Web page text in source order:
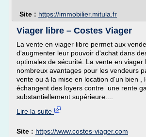
Site : https://immobilier.mitula.fr
Viager libre – Costes Viager
La vente en viager libre permet aux
d'augmenter leur pouvoir d'achat dans
optimales de sécurité. La vente en viager
nombreux avantages pour les vendeurs
vente ou à la mise en location d'un bien ,
échangent des loyers contre une rente
substantiellement supérieure....
Lire la suite
Site : https://www.costes-viager.com